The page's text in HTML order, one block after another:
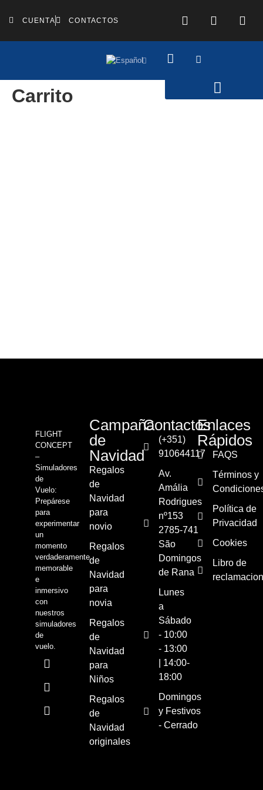
CUENTA CONTACTOS
Carrito
FLIGHT
CONCEPT
–
Simuladores
de
Vuelo:
Prepárese
para
experimentar
un
momento
verdaderamente
memorable
e
inmersivo
con
nuestros
simuladores
de
vuelo.
Campaña
de
Navidad
Regalos
de
Navidad
para
novio
Regalos
de
Navidad
para
novia
Regalos
de
Navidad
para
Niños
Regalos
de
Navidad
originales
Contactos
(+351)
910644117
Av.
Amália
Rodrigues
nº153
2785-741
São
Domingos
de Rana
Lunes
a
Sábado
- 10:00
- 13:00
| 14:00-
18:00
Domingos
y Festivos
- Cerrado
Enlaces
Rápidos
FAQS
Términos y
Política de
Privacidad
Cookies
Libro de